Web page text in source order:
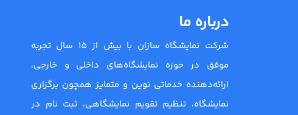
درباره ما
شرکت نمایشگاه سازان با بیش از 15 سال تجربه
موفق در حوزه نمایشگاه‌های داخلی و خارجی،
ارائه‌دهنده خدماتی نوین و متمایز همچون برگزاری
نمایشگاه، تنظیم تقویم نمایشگاهی، ثبت نام در